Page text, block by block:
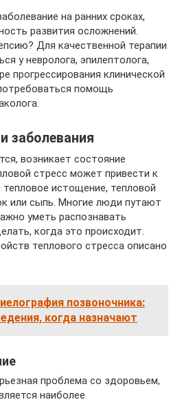
на ранних сроках,
развития осложнений.
Для качественной терапии
у невролога, эпилептолога,
прогрессирования клинической
помощь
заболевания
возникает состояние
стресс может привести к
истощение, тепловой
или сыпь. Многие люди путают
уметь распознавать
когда это происходит.
теплового стресса описано
позвоночника:
когда назначают
проблема со здоровьем,
наиболее